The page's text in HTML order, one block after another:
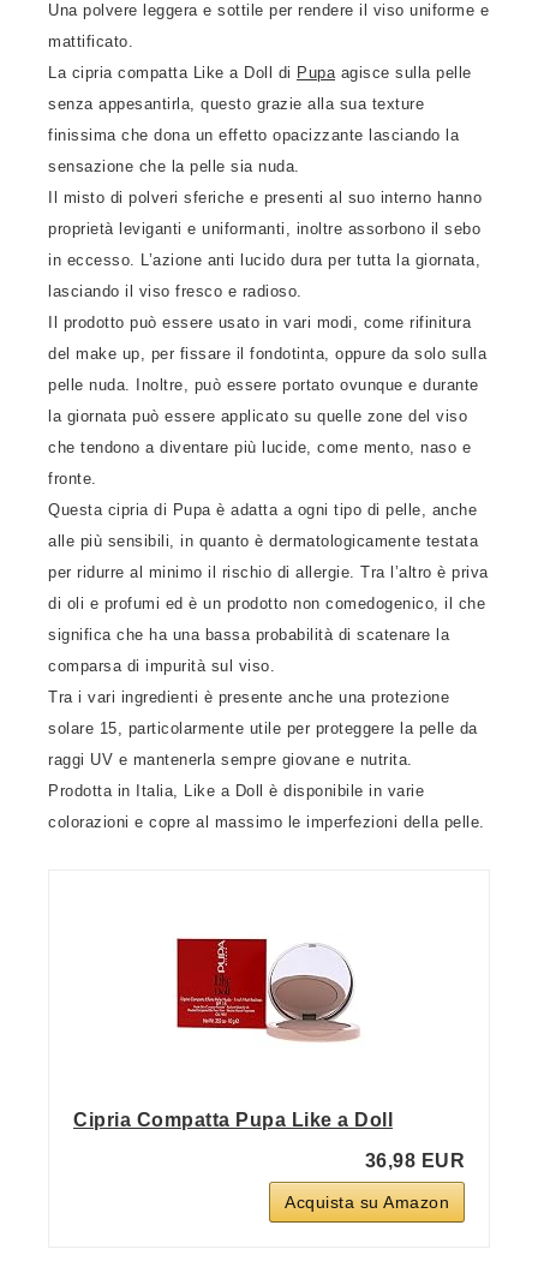
Una polvere leggera e sottile per rendere il viso uniforme e
mattificato.
La cipria compatta Like a Doll di Pupaagisce sulla pelle
senza appesantirla, questo grazie alla sua texture
finissima che dona un effetto opacizzante lasciando la
sensazione che la pelle sia nuda.
Il misto di polveri sferiche e presenti al suo interno hanno
proprietà leviganti e uniformanti, inoltre assorbono il sebo
in eccesso. L’azione anti lucido dura per tutta la giornata,
lasciando il viso fresco e radioso.
Il prodotto può essere usato in vari modi, come rifinitura
del make up, per fissare il fondotinta, oppure da solo sulla
pelle nuda. Inoltre, può essere portato ovunque e durante
la giornata può essere applicato su quelle zone del viso
che tendono a diventare più lucide, come mento, naso e
fronte.
Questa cipria di Pupa è adatta a ogni tipo di pelle, anche
alle più sensibili, in quanto è dermatologicamente testata
per ridurre al minimo il rischio di allergie. Tra l’altro è priva
di oli e profumi ed è un prodotto non comedogenico, il che
significa che ha una bassa probabilità di scatenare la
comparsa di impurità sul viso.
Tra i vari ingredienti è presente anche una protezione
solare 15, particolarmente utile per proteggere la pelle da
raggi UV e mantenerla sempre giovane e nutrita.
Prodotta in Italia, Like a Doll è disponibile in varie
colorazioni e copre al massimo le imperfezioni della pelle.
Cipria Compatta Pupa Like a Doll
36,98 EUR
Acquista su Amazon